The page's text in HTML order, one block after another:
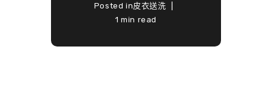
Posted in皮衣送洗
1 min read